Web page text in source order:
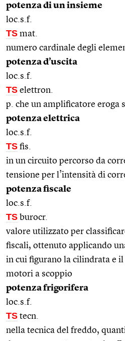
potenza di un insieme
loc.s.f.
TS mat.
numero cardinale degli
potenza d’uscita
loc.s.f.
TS elettron.
p. che un amplificatore eroga
potenza elettrica
loc.s.f.
TS fis.
in un circuito percorso da
tensione per l’intensità di
potenza fiscale
loc.s.f.
TS burocr.
valore utilizzato per
fiscali, ottenuto applicando
in cui figurano la cilindrata e
motori a scoppio
potenza frigorifera
loc.s.f.
TS tecn.
nella tecnica del freddo,